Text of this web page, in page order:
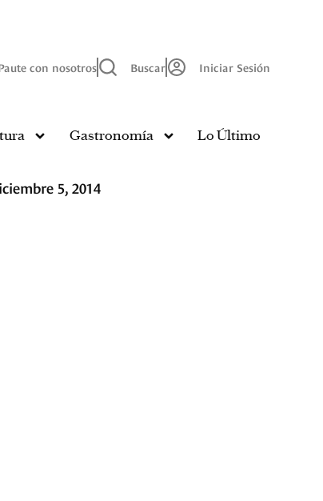
con nosotros Buscar Iniciar Sesión
Gastronomía Lo Último
5, 2014